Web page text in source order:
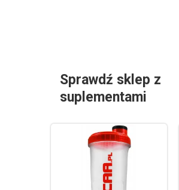
Sprawdź sklep z
suplementami